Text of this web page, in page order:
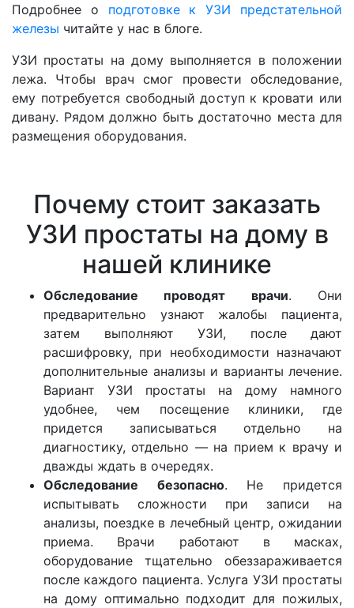
Подробнее о подготовке к УЗИ предстательной
железы читайте у нас в блоге.
УЗИ простаты на дому выполняется в положении
лежа. Чтобы врач смог провести обследование,
ему потребуется свободный доступ к кровати или
дивану. Рядом должно быть достаточно места для
размещения оборудования.
Почему стоит заказать
УЗИ простаты на дому в
нашей клинике
Обследование проводят врачи. Они
предварительно узнают жалобы пациента,
затем выполняют УЗИ, после дают
расшифровку, при необходимости назначают
дополнительные анализы и варианты лечение.
Вариант УЗИ простаты на дому намного
удобнее, чем посещение клиники, где
придется записываться отдельно на
диагностику, отдельно — на прием к врачу и
дважды ждать в очередях.
Обследование безопасно. Не придется
испытывать сложности при записи на
анализы, поездке в лечебный центр, ожидании
приема. Врачи работают в масках,
оборудование тщательно обеззараживается
после каждого пациента. Услуга УЗИ простаты
на дому оптимально подходит для пожилых,